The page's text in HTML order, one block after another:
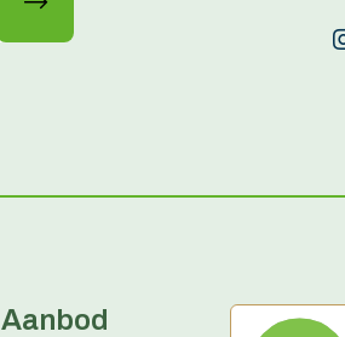
Aanbod